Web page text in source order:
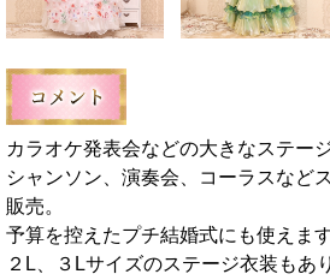
カラオケ発表会などの大きなステー
シャンソン、演奏会、コーラスなど
販売。
予算を控えたプチ結婚式にも使えま
２L、３Lサイズのステージ衣装もあ